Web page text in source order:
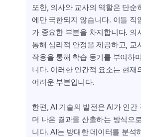
또한, 의사와 교사의 역할은 단순
에만 국한되지 않습니다. 이들 직
가 중요한 부분을 차지합니다. 의
통해 심리적 안정을 제공하고, 교
작용을 통해 학습 동기를 부여하
니다. 이러한 인간적 요소는 현재
어려운 부분입니다.
한편, AI 기술의 발전은 AI가 인간
더 나은 결과를 산출하는 방식으
니다. AI는 방대한 데이터를 분석